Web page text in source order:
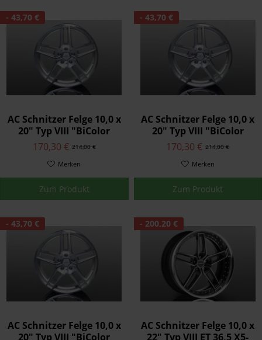
- 43,70 €
AC Schnitzer Felge 10,0 x
20" Typ VIII "BiColor
silber" ET 50 X5-E70
Vorderachse
214,00 €
170,30 €
Merken
Zum Produkt
- 43,70 €
AC Schnitzer Felge 10,0 x
20" Typ VIII "BiColor
silber" ET 50 X5M-E70
Hinterachse
214,00 €
170,30 €
Merken
Zum Produkt
- 43,70 €
AC Schnitzer Felge 10,0 x
20" Typ VIII "BiColor
- 200,20 €
AC Schnitzer Felge 10,0 x
22" Typ VIII ET 36,5 X5-